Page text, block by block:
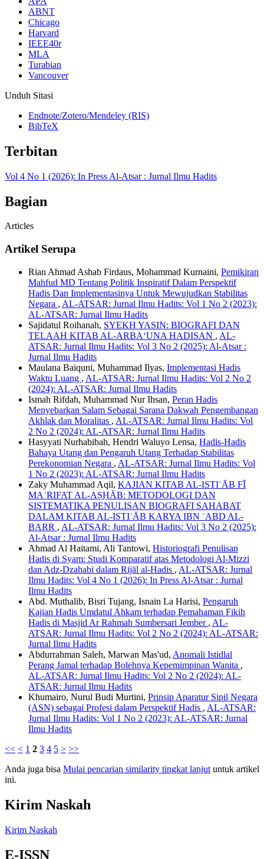
ABNT
Chicago
Harvard
IEEE40r
MLA
Turabian
Vancouver
Unduh Sitasi
Endnote/Zotero/Mendeley (RIS)
BibTeX
Terbitan
Vol 4 No 1 (2026): In Press Al-Atsar : Jurnal Ilmu Hadits
Bagian
Articles
Artikel Serupa
Rian Ahmad Ashab Firdaus, Mohammad Kurnaini, Pemikiran
Mahfud MD Tentang Politik Inspiratif Dalam Perspektif
Hadis Dan Implementasinya Untuk Mewujudkan Stabilitas
Negara , AL-ATSAR: Jurnal Ilmu Hadits: Vol 1 No 2 (2023):
AL-ATSAR: Jurnal Ilmu Hadits
Sajidatul Roihanah, SYEKH YASIN: BIOGRAFI DAN
TELAAH KITAB AL-ARBA‘UNA HADISAN , AL-
ATSAR: Jurnal Ilmu Hadits: Vol 3 No 2 (2025): Al-Atsar :
Jurnal Ilmu Hadits
Maulana Baiquni, Muhammad Ilyas, Implementasi Hadis
Waktu Luang , AL-ATSAR: Jurnal Ilmu Hadits: Vol 2 No 2
(2024): AL-ATSAR: Jurnal Ilmu Hadits
Ismah Rifdah, Muhammad Nur Ihsan, Peran Hadis
Menyebarkan Salam Sebagai Sarana Dakwah Pengembangan
Akhlak dan Moralitas , AL-ATSAR: Jurnal Ilmu Hadits: Vol
2 No 2 (2024): AL-ATSAR: Jurnal Ilmu Hadits
Hasyyati Nurhabibah, Hendri Waluyo Lensa, Hadis-Hadis
Bahaya Utang dan Pengaruh Utang Terhadap Stabilitas
Perekonomian Negara , AL-ATSAR: Jurnal Ilmu Hadits: Vol
1 No 2 (2023): AL-ATSAR: Jurnal Ilmu Hadits
Zaky Muhammad Aqil, KAJIAN KITAB AL-ISTIʿĀB FĪ
MAʿRIFAT AL-AṢḤĀB: METODOLOGI DAN
SISTEMATIKA PENULISAN BIOGRAFI SAHABAT
DALAM KITAB AL-ISTIʿĀB KARYA IBN ʿABD AL-
BARR , AL-ATSAR: Jurnal Ilmu Hadits: Vol 3 No 2 (2025):
Al-Atsar : Jurnal Ilmu Hadits
Ahmad Al Haitami, Ali Tantowi, Historiografi Penulisan
Hadis di Syam: Studi Komparatif atas Metodologi Al-Mizzi
dan Adz-Dzahabi dalam Rijāl al-Hadis , AL-ATSAR: Jurnal
Ilmu Hadits: Vol 4 No 1 (2026): In Press Al-Atsar : Jurnal
Ilmu Hadits
Abd. Muthalib, Bisri Tujang, Isnain La Harisi, Pengaruh
Kajian Hadis Umdatul Ahkam terhadap Pemahaman Fikih
Hadis di Masjid Ar Rahmah Sumbersari Jember , AL-
ATSAR: Jurnal Ilmu Hadits: Vol 2 No 2 (2024): AL-ATSAR:
Jurnal Ilmu Hadits
Abdurrahman Saleh, Marwan Mas'ud, Anomali Istidlal
Perang Jamal terhadap Bolehnya Kepemimpinan Wanita ,
AL-ATSAR: Jurnal Ilmu Hadits: Vol 2 No 2 (2024): AL-
ATSAR: Jurnal Ilmu Hadits
Khumairo, Nurul Budi Murtini, Prinsip Aparatur Sipil Negara
(ASN) sebagai Profesi dalam Perspektif Hadis , AL-ATSAR:
Jurnal Ilmu Hadits: Vol 1 No 2 (2023): AL-ATSAR: Jurnal
Ilmu Hadits
<< < 1 2 3 4 5 > >>
Anda juga bisa Mulai pencarian similarity tingkat lanjut untuk artikel
ini.
Kirim Naskah
Kirim Naskah
E-ISSN